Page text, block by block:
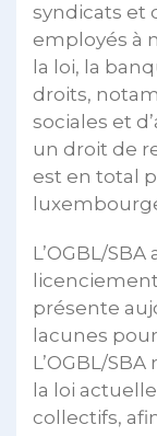
syndicats et
employés à
la loi, la
droits,
sociales et
un droit de
est en total
L’OGBL/
présente
lacunes
L’OGBL/
la loi
collectifs,